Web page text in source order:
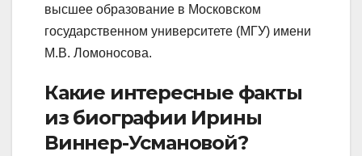
высшее образование в Московском
государственном университете (МГУ) имени
М.В. Ломоносова.
Какие интересные факты
из биографии Ирины
Виннер-Усмановой?